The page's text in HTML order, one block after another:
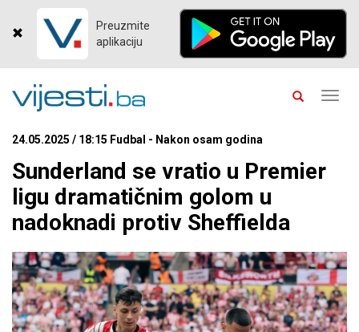
Preuzmite
aplikaciju
24.05.2025 / 18:15 Fudbal - Nakon osam godina
Sunderland se vratio u Premier
ligu dramatičnim golom u
nadoknadi protiv Sheffielda